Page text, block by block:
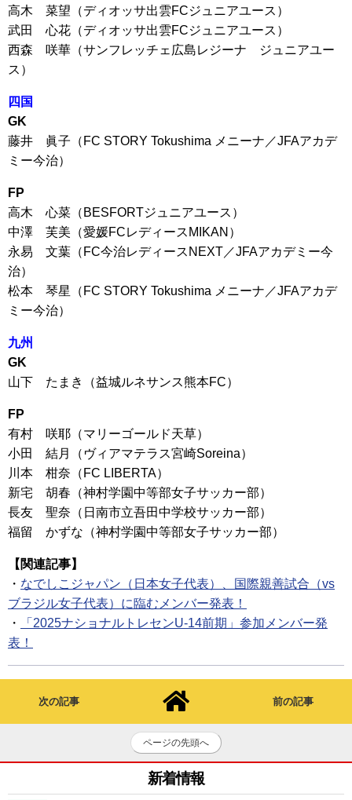
高木 菜望（ディオッサ出雲FCジュニアユース）
武田 心花（ディオッサ出雲FCジュニアユース）
西森 咲華（サンフレッチェ広島レジーナ ジュニアユー
ス）
四国
GK
藤井 眞子（FC STORY Tokushima メニーナ／JFAアカデ
ミー今治）
FP
高木 心菜（BESFORTジュニアユース）
中澤 芙美（愛媛FCレディースMIKAN）
永易 文葉（FC今治レディースNEXT／JFAアカデミー今
治）
松本 琴星（FC STORY Tokushima メニーナ／JFAアカデ
ミー今治）
九州
GK
山下 たまき（益城ルネサンス熊本FC）
FP
有村 咲耶（マリーゴールド天草）
小田 結月（ヴィアマテラス宮崎Soreina）
川本 柑奈（FC LIBERTA）
新宅 胡春（神村学園中等部女子サッカー部）
長友 聖奈（日南市立吾田中学校サッカー部）
福留 かずな（神村学園中等部女子サッカー部）
【関連記事】
・ なでしこジャパン（日本女子代表）、国際親善試合（vs
ブラジル女子代表）に臨むメンバー発表！
・
「2025ナショナルトレセンU-14前期」参加メンバー発
表！
次の記事 前の記事
ページの先頭へ
新着情報